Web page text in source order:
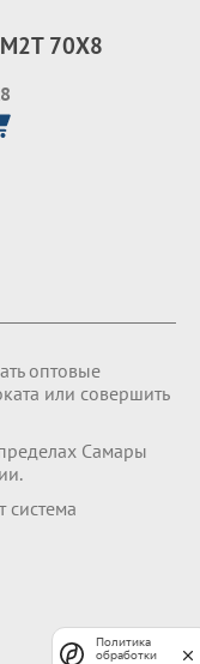
70Х8
оптовые
или совершить
Самары
система
Политика
обработки